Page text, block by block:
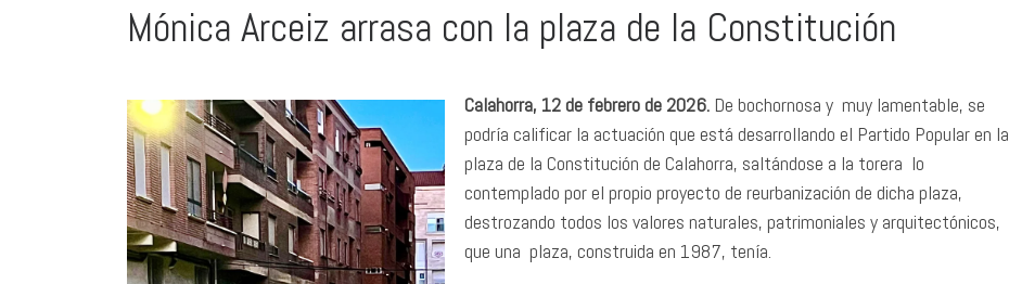
Mónica Arceiz arrasa con la plaza de la Constitución
Calahorra, 12 de febrero de 2026. De bochornosa y muy lamentable, se
podría calificar la actuación que está desarrollando el Partido Popular en la
plaza de la Constitución de Calahorra, saltándose a la torera lo
contemplado por el propio proyecto de reurbanización de dicha plaza,
destrozando todos los valores naturales, patrimoniales y arquitectónicos,
que una plaza, construida en 1987, tenía.